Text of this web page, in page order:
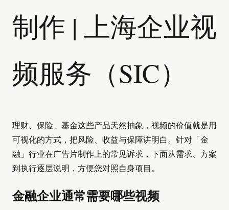
制作 | 上海企业视
频服务（SIC）
理财、保险、基金这些产品天然抽象，视频的价值就是用
可视化的方式，把风险、收益与保障讲明白。针对「金
融」行业在广告片制作上的常见诉求，下面从需求、方案
到执行逐层说明，方便您对照自身项目。
金融企业通常需要哪些视频